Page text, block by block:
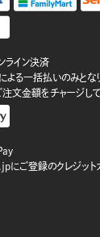
ライン決済
よる一括払いのみとなり
文金額をチャージして
にご登録のクレジット